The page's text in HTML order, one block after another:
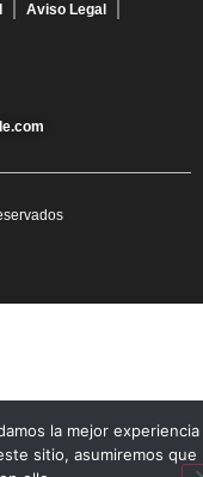
Aviso Legal
la mejor experiencia
sitio, asumiremos que